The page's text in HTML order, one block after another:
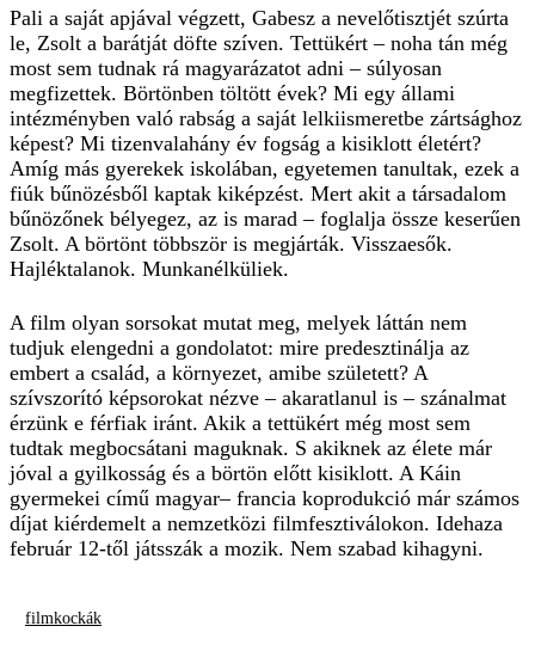
Pali a saját apjával végzett, Gabesz a nevelőtisztjét szúrta
le, Zsolt a barátját döfte szíven. Tettükért – noha tán még
most sem tudnak rá magyarázatot adni – súlyosan
megfizettek. Börtönben töltött évek? Mi egy állami
intézményben való rabság a saját lelkiismeretbe zártsághoz
képest? Mi tizenvalahány év fogság a kisiklott életért?
Amíg más gyerekek iskolában, egyetemen tanultak, ezek a
fiúk bűnözésből kaptak kiképzést. Mert akit a társadalom
bűnözőnek bélyegez, az is marad – foglalja össze keserűen
Zsolt. A börtönt többször is megjárták. Visszaesők.
Hajléktalanok. Munkanélküliek.
A film olyan sorsokat mutat meg, melyek láttán nem
tudjuk elengedni a gondolatot: mire predesztinálja az
embert a család, a környezet, amibe született? A
szívszorító képsorokat nézve – akaratlanul is – szánalmat
érzünk e férfiak iránt. Akik a tettükért még most sem
tudtak megbocsátani maguknak. S akiknek az élete már
jóval a gyilkosság és a börtön előtt kisiklott. A Káin
gyermekei című magyar– francia koprodukció már számos
díjat kiérdemelt a nemzetközi filmfesztiválokon. Idehaza
február 12-től játsszák a mozik. Nem szabad kihagyni.
filmkockák